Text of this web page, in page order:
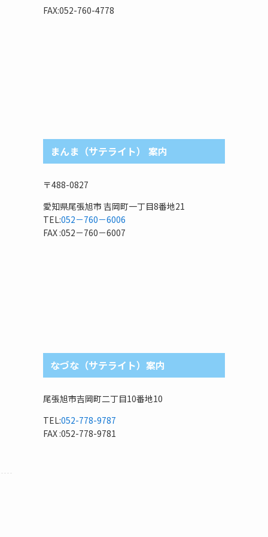
FAX:052-760-4778
まんま（サテライト） 案内
〒488-0827
愛知県尾張旭市 吉岡町一丁目8番地21
TEL:052－760－6006
FAX :052－760－6007
なづな（サテライト）案内
尾張旭市吉岡町二丁目10番地10
TEL:052-778-9787
FAX :052-778-9781